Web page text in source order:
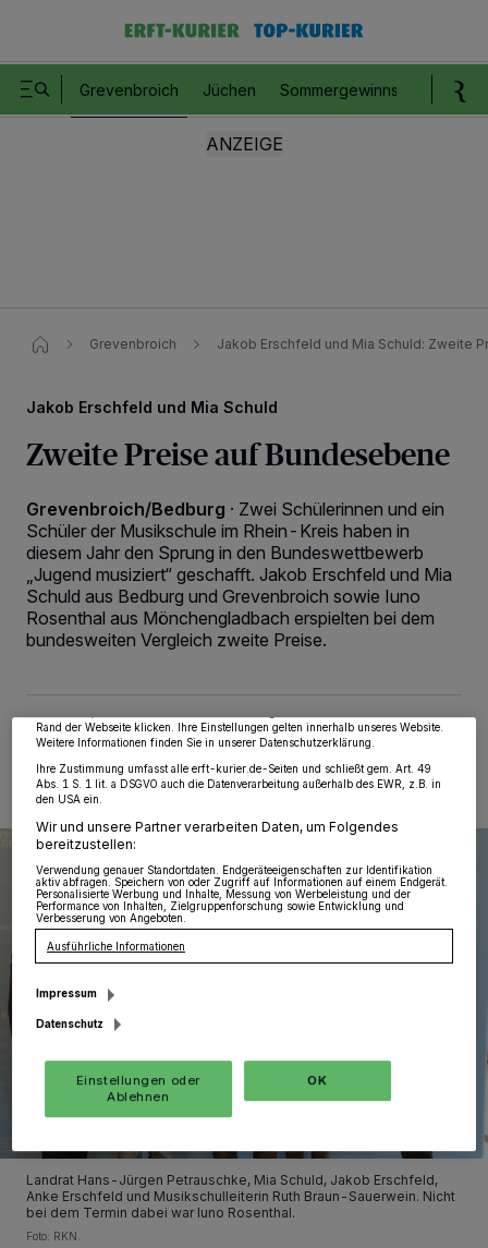
Grevenbroich Jüchen Sommergewinnspiel
Grevenbroich Jakob Erschfeld und Mia Schuld: Zweite
Jakob Erschfeld und Mia Schuld
Zweite Preise auf Bundesebene
Grevenbroich/Bedburg · Zwei Schülerinnen und ein
Schüler der Musikschule im Rhein-Kreis haben in
diesem Jahr den Sprung in den Bundeswettbewerb
„Jugend musiziert“ geschafft. Jakob Erschfeld und Mia
Schuld aus Bedburg und Grevenbroich sowie Iuno
Rosenthal aus Mönchengladbach erspielten bei dem
bundesweiten Vergleich zweite Preise.
06.06.2024 , 15:16 Uhr 2 Minuten Lesezeit
Landrat Hans-Jürgen Petrauschke, Mia Schuld, Jakob Erschfeld,
Anke Erschfeld und Musikschulleiterin Ruth Braun-Sauerwein. Nicht
bei dem Termin dabei war Iuno Rosenthal.
Foto: RKN.
Wir und unsere 218-Partner speichern und greifen auf personenbezogene Daten
wie Browserdaten oder eindeutige Kennungen auf Ihrem Gerät zu. Durch Auswahl
von OK aktivieren Sie Tracking-Technologien für die unter „Wir und unsere
Partner verarbeiten Daten, um Ihnen Dienste bereitzustellen“ aufgeführten
Rand der Webseite klicken. Ihre Einstellungen gelten innerhalb unseres Website.
Weitere Informationen finden Sie in unserer Datenschutzerklärung.
Ihre Zustimmung umfasst alle erft-kurier.de-Seiten und schließt gem. Art. 49
Abs. 1 S. 1 lit. a DSGVO auch die Datenverarbeitung außerhalb des EWR, z.B. in
den USA ein.
Wir und unsere Partner verarbeiten Daten, um Folgendes
bereitzustellen:
Verwendung genauer Standortdaten. Endgeräteeigenschaften zur Identifikation
aktiv abfragen. Speichern von oder Zugriff auf Informationen auf einem Endgerät.
Personalisierte Werbung und Inhalte, Messung von Werbeleistung und der
Performance von Inhalten, Zielgruppenforschung sowie Entwicklung und
Verbesserung von Angeboten.
Ausführliche Informationen
Impressum
Datenschutz
Einstellungen oder
Ablehnen
OK